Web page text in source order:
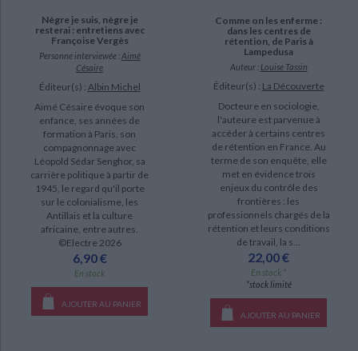
Nègre je suis, nègre je
resterai : entretiens avec
Françoise Vergès
Personne interviewée :Aimé
Césaire
Éditeur(s) : Albin Michel
Aimé Césaire évoque son
enfance, ses années de
formation à Paris, son
compagnonnage avec
Léopold Sédar Senghor, sa
carrière politique à partir de
1945, le regard qu'il porte
sur le colonialisme, les
Antillais et la culture
africaine, entre autres.
©Electre 2026
6,90 €
En stock
AJOUTER AU PANIER
Comme on les enferme :
dans les centres de
rétention, de Paris à
Lampedusa
Auteur : Louise Tassin
Éditeur(s) : La Découverte
Docteure en sociologie,
l'auteure est parvenue à
accéder à certains centres
de rétention en France. Au
terme de son enquête, elle
met en évidence trois
enjeux du contrôle des
frontières : les
professionnels chargés de la
rétention et leurs conditions
de travail, la s...
22,00 €
En stock *
*stock limité
AJOUTER AU PANIER